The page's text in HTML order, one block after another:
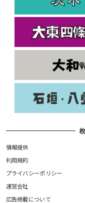
情報提供
利用規約
プライバシーポリシー
運営会社
広告掲載について